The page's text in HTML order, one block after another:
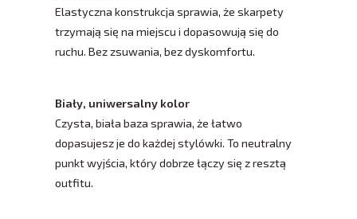
Elastyczna konstrukcja sprawia, że skarpety
trzymają się na miejscu i dopasowują się do
ruchu. Bez zsuwania, bez dyskomfortu.
Biały, uniwersalny kolor
Czysta, biała baza sprawia, że łatwo
dopasujesz je do każdej stylówki. To neutralny
punkt wyjścia, który dobrze łączy się z resztą
outfitu.